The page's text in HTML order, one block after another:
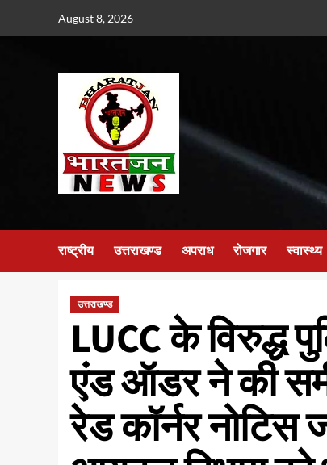
August 8, 2026
राष्ट्रीय उत्तराखण्ड अपराध रोजगार स्वास्थ्य
उत्तराखण्ड
LUCC के विरुद्ध
एंड ऑडर ने की
रेड कॉर्नर